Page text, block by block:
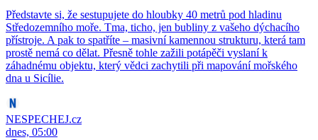
Představte si, že sestupujete do hloubky 40 metrů pod hladinu
Středozemního moře. Tma, ticho, jen bubliny z vašeho dýchacího
přístroje. A pak to spatříte – masivní kamennou strukturu, která tam
prostě nemá co dělat. Přesně tohle zažili potápěči vyslaní k
záhadnému objektu, který vědci zachytili při mapování mořského
dna u Sicílie.
NESPECHEJ.cz
dnes, 05:00